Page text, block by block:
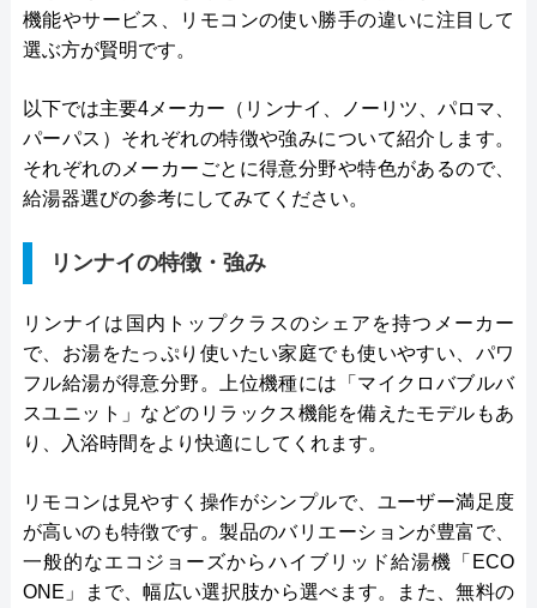
機能やサービス、リモコンの使い勝手の違いに注目して
選ぶ方が賢明です。
以下では主要4メーカー（リンナイ、ノーリツ、パロマ、
パーパス）それぞれの特徴や強みについて紹介します。
それぞれのメーカーごとに得意分野や特色があるので、
給湯器選びの参考にしてみてください。
リンナイの特徴・強み
リンナイは国内トップクラスのシェアを持つメーカー
で、お湯をたっぷり使いたい家庭でも使いやすい、パワ
フル給湯が得意分野。上位機種には「マイクロバブルバ
スユニット」などのリラックス機能を備えたモデルもあ
り、入浴時間をより快適にしてくれます。
リモコンは見やすく操作がシンプルで、ユーザー満足度
が高いのも特徴です。製品のバリエーションが豊富で、
一般的なエコジョーズからハイブリッド給湯機「ECO
ONE」まで、幅広い選択肢から選べます。また、無料の